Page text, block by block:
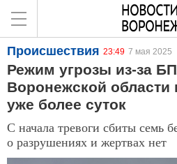
Происшествия 23:49 7 мая 2025
Режим угрозы из-за
Воронежской области
уже более суток
С начала тревоги сбиты семь
о разрушениях и жертвах нет